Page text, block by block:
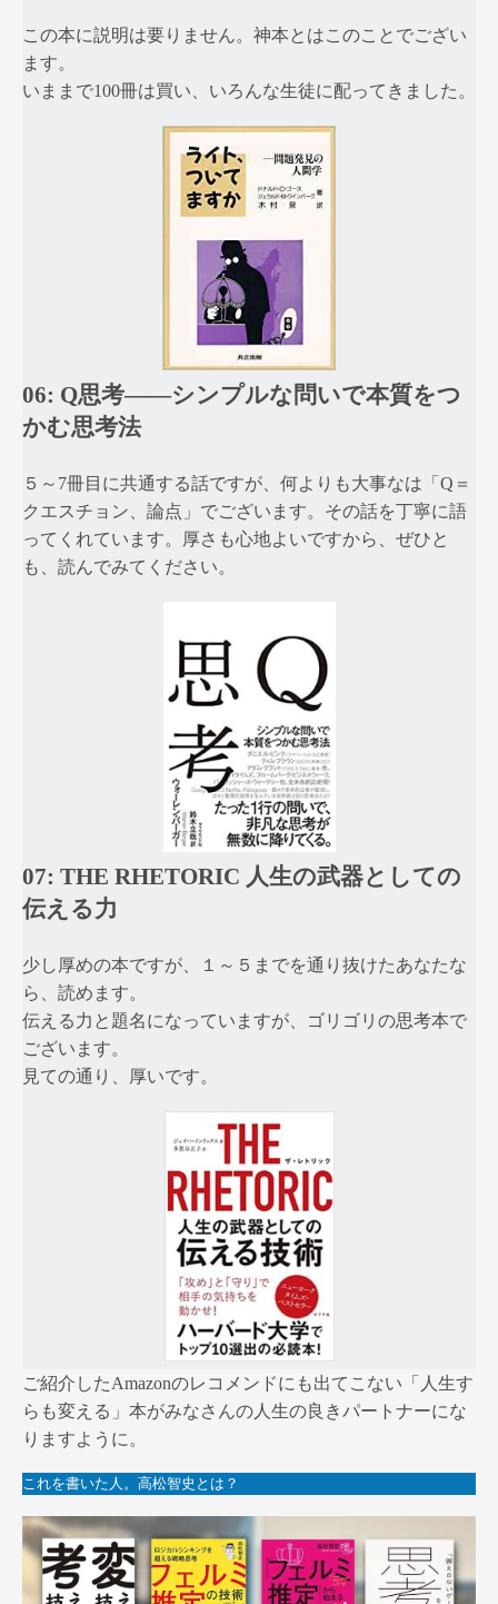
この本に説明は要りません。神本とはこのことでござい
ます。
いままで100冊は買い、いろんな生徒に配ってきました。
06: Q思考――シンプルな問いで本質をつ
かむ思考法
５～7冊目に共通する話ですが、何よりも大事なは「Q＝
クエスチョン、論点」でございます。その話を丁寧に語
ってくれています。厚さも心地よいですから、ぜひと
も、読んでみてください。
07: THE RHETORIC 人生の武器としての
伝える力
少し厚めの本ですが、１～５までを通り抜けたあなたな
ら、読めます。
伝える力と題名になっていますが、ゴリゴリの思考本で
ございます。
見ての通り、厚いです。
ご紹介したAmazonのレコメンドにも出てこない「人生す
らも変える」本がみなさんの人生の良きパートナーにな
りますように。
これを書いた人。高松智史とは？